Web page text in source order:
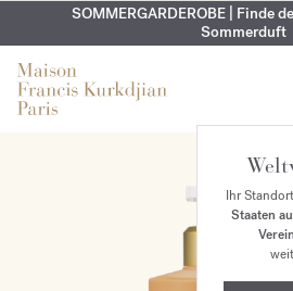
EXKLUSIV | Erhalten Sie OUD velvet
KOSTENLOSE GRAVUR | Auf alle
9. August
SOMMERGARDEROBE | Finde
Sommerduft
Ihr
Staaten